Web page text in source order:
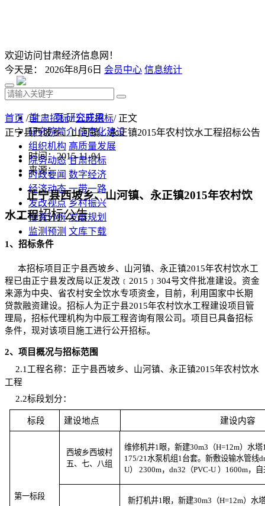
欢迎访问甘肃经济信息网！
今天是： 2026年8月6日 会员中心 信息统计
首 页 研究成果
研究院简介 信息化建设
组织机构 高质量发展
院务动态 甘肃招标
时政要闻 数字经济
经济动态 一带一路
发改视点 乡村振兴
投资分析 发展规划
监测预测 文库下载
首页 /甘肃招标/公开招标/ 正文
正宁县西坡乡、山河镇、永正镇2015年农村饮水工程招标公告
时间：2015-11-04
来源：
正宁县西坡乡、山河镇、永正镇2015年农村饮
水工程招标公告
1、招标条件
本招标项目正宁县西坡乡、山河镇、永正镇2015年农村饮水工
程已由正宁县发改局以正发改﹝ 2015 ﹞ 304号文件批准建设。资金
来源为中央、省农村安全饮水专项资金，目前，利用国家中长期
贷款融资建设。招标人为正宁县2015年农村饮水工程建设项目管
理局，招标代理机构为中辰工程咨询有限公司。项目已具备招标
条件，现对该项目施工进行公开招标。
2、项目概况与招标范围
2.1 工程名称：正宁县西坡乡、山河镇、永正镇2015年农村饮水
工程
2.2标段划分：
标段 建设地点 建设内容
第一标段
西坡乡西坡村
五、七、八组
维修机井1 眼，新建30m3 （H=12m）水塔
175/21 水泵机组 1 台套。新敷设输水管线
U） 2300m， dn32 （PVC-U ） 1600m，自
新打机井1 眼，新建30m3 （H=12m）水